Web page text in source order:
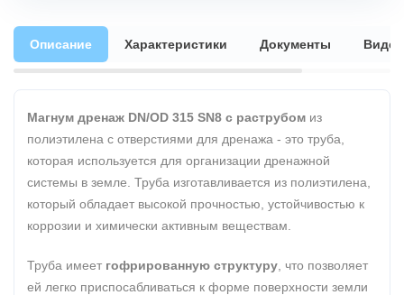
Описание Характеристики Документы Видео
Магнум дренаж DN/OD 315 SN8 с раструбом из
полиэтилена с отверстиями для дренажа - это труба,
которая используется для организации дренажной
системы в земле. Труба изготавливается из полиэтилена,
который обладает высокой прочностью, устойчивостью к
коррозии и химически активным веществам.
Труба имеет гофрированную структуру , что позволяет
ей легко приспосабливаться к форме поверхности земли